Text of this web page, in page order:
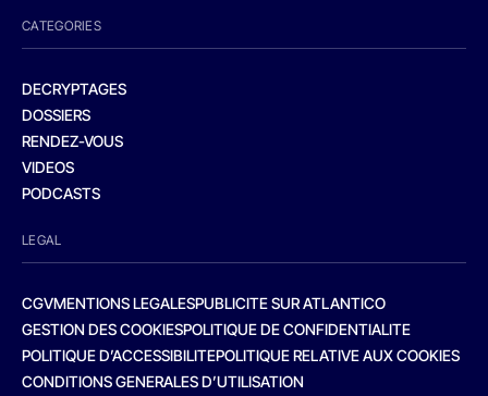
CATEGORIES
DECRYPTAGES
DOSSIERS
RENDEZ-VOUS
VIDEOS
PODCASTS
LEGAL
CGVMENTIONS LEGALESPUBLICITE SUR ATLANTICO
GESTION DES COOKIESPOLITIQUE DE CONFIDENTIALITE
POLITIQUE D’ACCESSIBILITEPOLITIQUE RELATIVE AUX COOKIES
CONDITIONS GENERALES D’UTILISATION